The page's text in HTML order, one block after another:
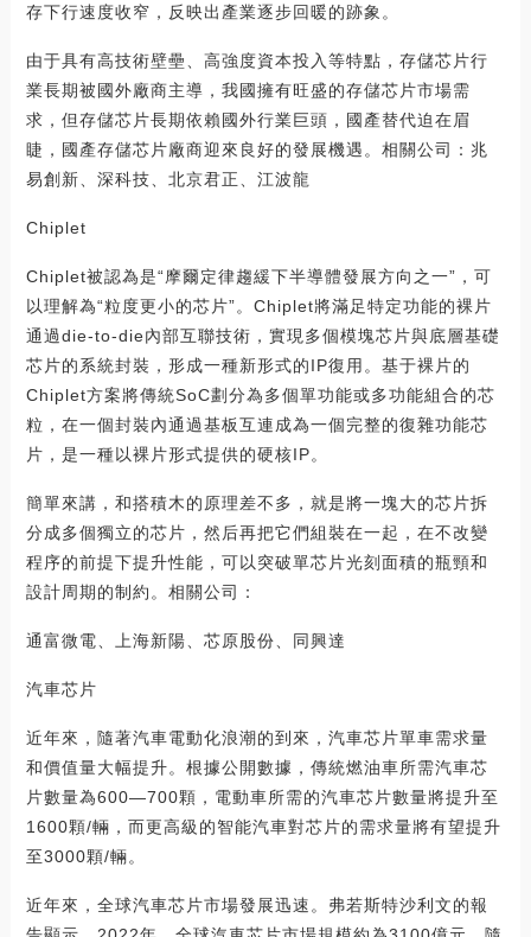
存下行速度收窄，反映出產業逐步回暖的跡象。
由于具有高技術壁壘、高強度資本投入等特點，存儲芯片行
業長期被國外廠商主導，我國擁有旺盛的存儲芯片市場需
求，但存儲芯片長期依賴國外行業巨頭，國產替代迫在眉
睫，國產存儲芯片廠商迎來良好的發展機遇。相關公司：兆
易創新、深科技、北京君正、江波龍
Chiplet
Chiplet被認為是“摩爾定律趨緩下半導體發展方向之一”，可
以理解為“粒度更小的芯片”。Chiplet將滿足特定功能的裸片
通過die-to-die內部互聯技術，實現多個模塊芯片與底層基礎
芯片的系統封裝，形成一種新形式的IP復用。基于裸片的
Chiplet方案將傳統SoC劃分為多個單功能或多功能組合的芯
粒，在一個封裝內通過基板互連成為一個完整的復雜功能芯
片，是一種以裸片形式提供的硬核IP。
簡單來講，和搭積木的原理差不多，就是將一塊大的芯片拆
分成多個獨立的芯片，然后再把它們組裝在一起，在不改變
程序的前提下提升性能，可以突破單芯片光刻面積的瓶頸和
設計周期的制約。相關公司：
通富微電、上海新陽、芯原股份、同興達
汽車芯片
近年來，隨著汽車電動化浪潮的到來，汽車芯片單車需求量
和價值量大幅提升。根據公開數據，傳統燃油車所需汽車芯
片數量為600—700顆，電動車所需的汽車芯片數量將提升至
1600顆/輛，而更高級的智能汽車對芯片的需求量將有望提升
至3000顆/輛。
近年來，全球汽車芯片市場發展迅速。弗若斯特沙利文的報